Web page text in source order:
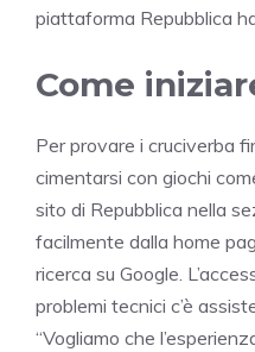
piattaforma Repubblica
Come
Per provare i cruciverba
cimentarsi con giochi
sito di Repubblica nella
facilmente dalla home
ricerca su Google.
problemi tecnici c’è
“Vogliamo che